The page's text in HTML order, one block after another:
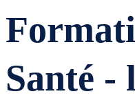
Santé -